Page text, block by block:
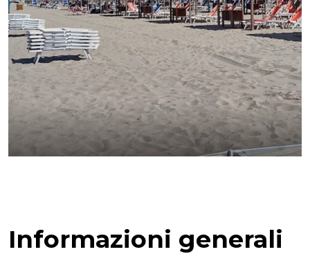
Informazioni generali